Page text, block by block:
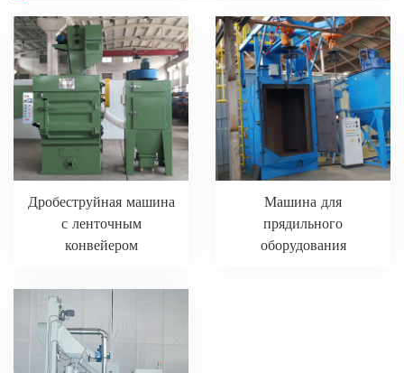
Дробеструйная машина
с ленточным
конвейером
Машина для
прядильного
оборудования